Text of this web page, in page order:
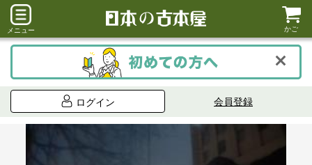
メニュー かご
ログイン 会員登録